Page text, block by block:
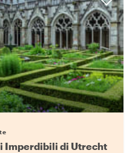
Imperdibili di Utrecht